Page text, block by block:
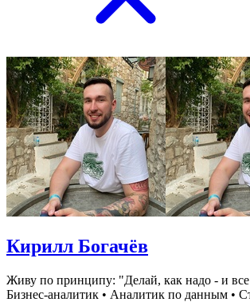
Кирилл Богачёв
Живу по принципу: "Делай, как надо - и все
Бизнес-аналитик • Аналитик по данным •